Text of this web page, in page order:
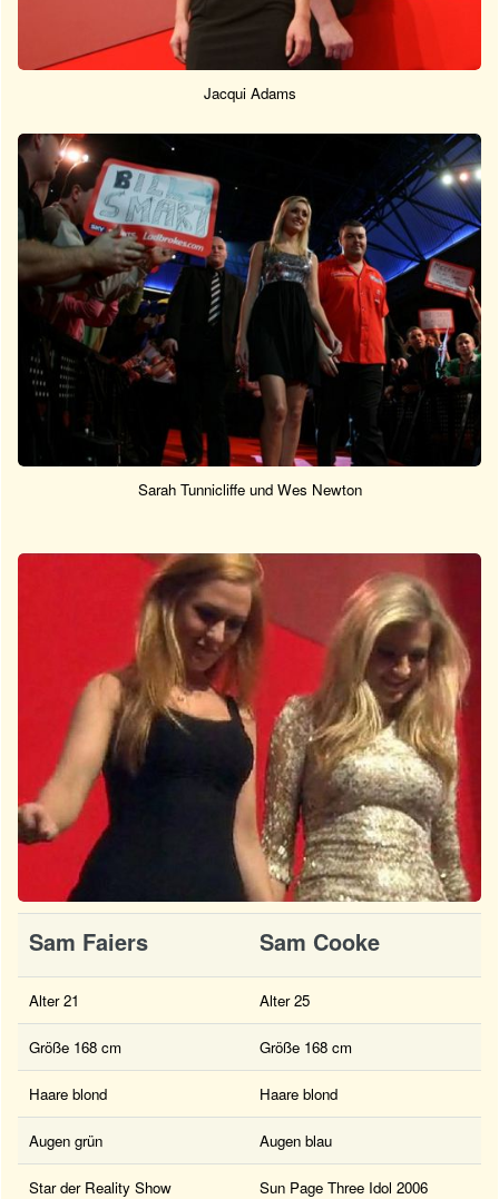
Jacqui Adams
Sarah Tunnicliffe und Wes Newton
Sam Faiers Sam Cooke
Alter 21 Alter 25
Größe 168 cm Größe 168 cm
Haare blond Haare blond
Augen grün Augen blau
Star der Reality Show
Sun Page Three Idol 2006